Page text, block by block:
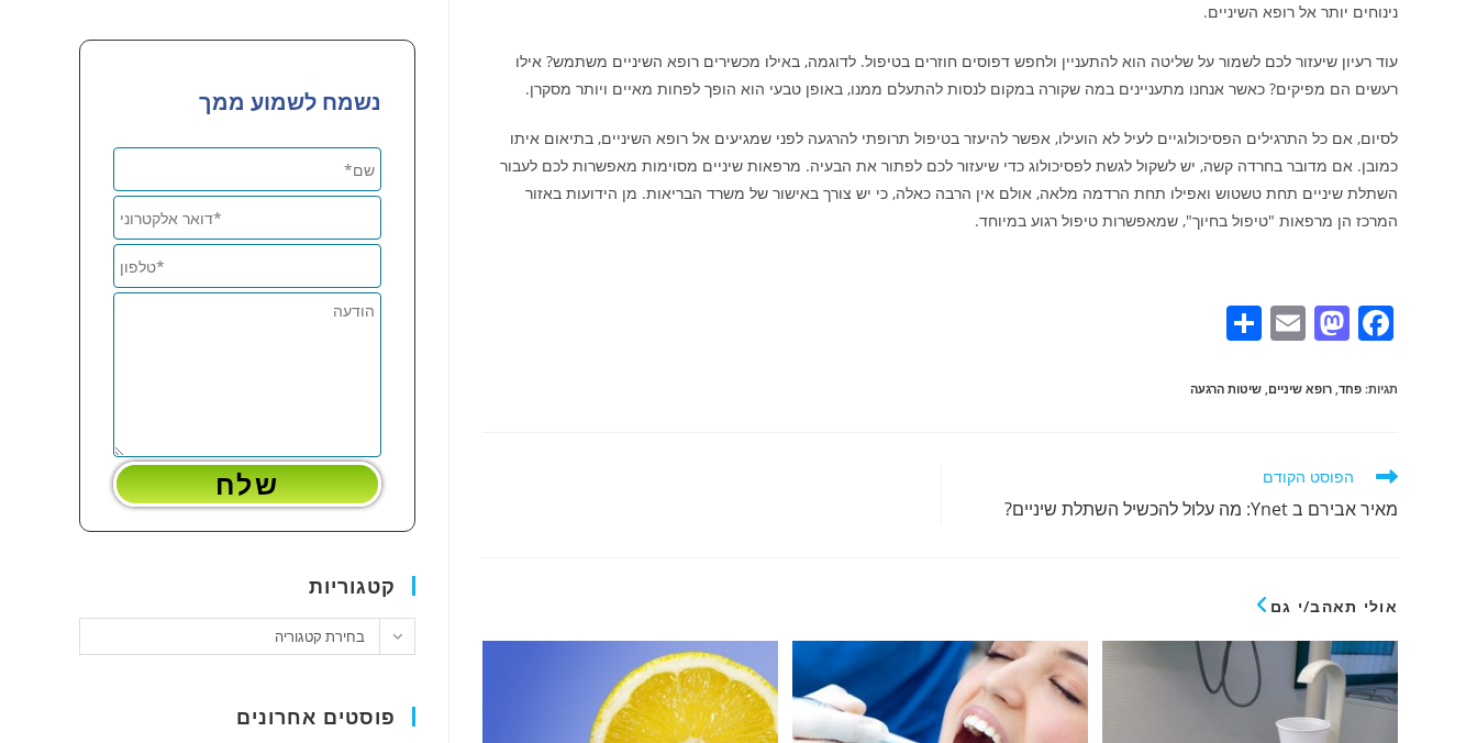
נינוחים יותר אל רופא השיניים.
עוד רעיון שיעזור לכם לשמור על שליטה הוא להתעניין ולחפש דפוסים חוזרים בטיפול. לדוגמה, באילו מכשירים רופא השיניים משתמש? אילו
רעשים הם מפיקים? כאשר אנחנו מתעניינים במה שקורה במקום לנסות להתעלם ממנו, באופן טבעי הוא הופך לפחות מאיים ויותר מסקרן.
לסיום, אם כל התרגילים הפסיכולוגיים לעיל לא הועילו, אפשר להיעזר בטיפול תרופתי להרגעה לפני שמגיעים אל רופא השיניים, בתיאום איתו
כמובן. אם מדובר בחרדה קשה, יש לשקול לגשת לפסיכולוג כדי שיעזור לכם לפתור את הבעיה. מרפאות שיניים מסוימות מאפשרות לכם לעבור
השתלת שיניים תחת טשטוש ואפילו תחת הרדמה מלאה, אולם אין הרבה כאלה, כי יש צורך באישור של משרד הבריאות. מן הידועות באזור
המרכז הן מרפאות "טיפול בחיוך", שמאפשרות טיפול רגוע במיוחד.
F
c
b
o
M
st
d
o
E
ai
ar תגיות: פחד, רופא שיניים, שיטות הרגעה
לקרוא
נוספים
הפוסט הקודם
מאיר אבירם ב Ynet: מה עלול להכשיל השתלת שיניים?
אולי תאהב/י גם
נשמח לשמוע ממך
קטגוריות
קטגוריותבחירת קטגוריה
פוסטים אחרונים